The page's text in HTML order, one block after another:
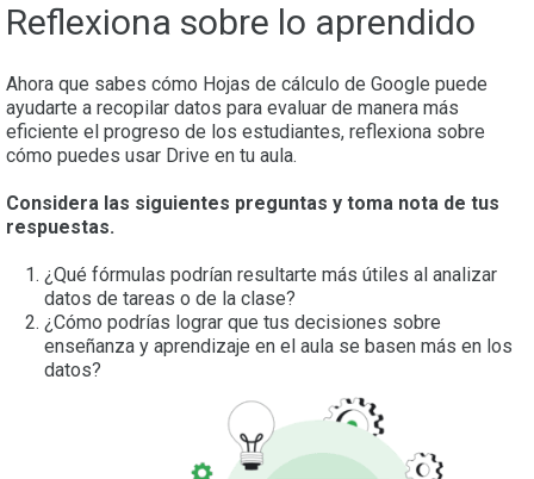
Reflexiona sobre lo aprendido
Ahora que sabes cómo Hojas de cálculo de Google puede
ayudarte a recopilar datos para evaluar de manera más
eficiente el progreso de los estudiantes, reflexiona sobre
cómo puedes usar Drive en tu aula.
Considera las siguientes preguntas y toma nota de tus
respuestas.
¿Qué fórmulas podrían resultarte más útiles al analizar
datos de tareas o de la clase?
¿Cómo podrías lograr que tus decisiones sobre
enseñanza y aprendizaje en el aula se basen más en los
datos?